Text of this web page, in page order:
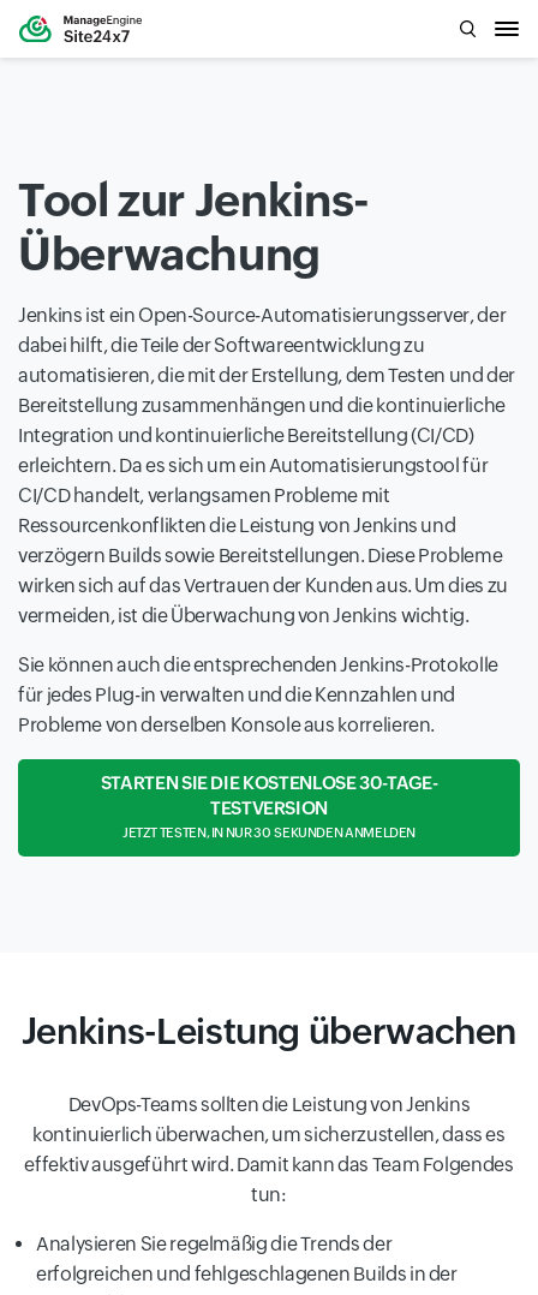
Tool zur Jenkins-
Überwachung
Jenkins ist ein Open-Source-Automatisierungsserver, der
dabei hilft, die Teile der Softwareentwicklung zu
automatisieren, die mit der Erstellung, dem Testen und der
Bereitstellung zusammenhängen und die kontinuierliche
Integration und kontinuierliche Bereitstellung (CI/CD)
erleichtern. Da es sich um ein Automatisierungstool für
CI/CD handelt, verlangsamen Probleme mit
Ressourcenkonflikten die Leistung von Jenkins und
verzögern Builds sowie Bereitstellungen. Diese Probleme
wirken sich auf das Vertrauen der Kunden aus. Um dies zu
vermeiden, ist die Überwachung von Jenkins wichtig.
Sie können auch die entsprechenden Jenkins-Protokolle
für jedes Plug-in verwalten und die Kennzahlen und
Probleme von derselben Konsole aus korrelieren.
STARTEN SIE DIE KOSTENLOSE 30-TAGE-
TESTVERSION
JETZT TESTEN, IN NUR 30 SEKUNDEN ANMELDEN
Jenkins-Leistung überwachen
DevOps-Teams sollten die Leistung von Jenkins
kontinuierlich überwachen, um sicherzustellen, dass es
effektiv ausgeführt wird. Damit kann das Team Folgendes
tun:
Analysieren Sie regelmäßig die Trends der
erfolgreichen und fehlgeschlagenen Builds in der